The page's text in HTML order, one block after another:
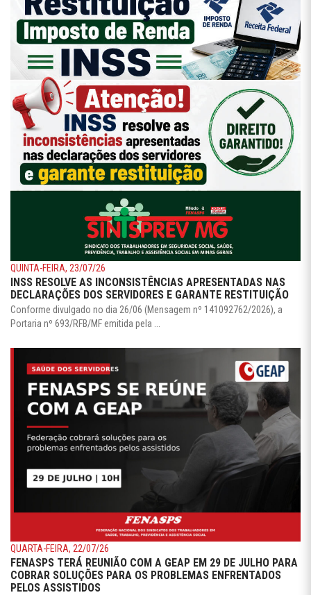
QUINTA-FEIRA, 23/07/26
INSS RESOLVE AS INCONSISTÊNCIAS APRESENTADAS NAS
DECLARAÇÕES DOS SERVIDORES E GARANTE RESTITUIÇÃO
Conforme divulgado no dia 26/06 (Mensagem nº 141092762/2026), a
Portaria nº 693/RFB/MF emitida pela ...
QUARTA-FEIRA, 22/07/26
FENASPS TERÁ REUNIÃO COM A GEAP EM 29 DE JULHO PARA
COBRAR SOLUÇÕES PARA OS PROBLEMAS ENFRENTADOS
PELOS ASSISTIDOS